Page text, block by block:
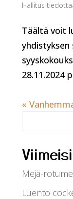
Hallitus
Täältä voit
yhdistyksen
28.11.2024
«
Mejä-
Luento